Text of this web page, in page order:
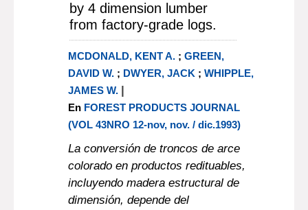
by 4 dimension lumber
from factory-grade logs.
MCDONALD, KENT A.; GREEN,
DAVID W.; DWYER, JACK ; WHIPPLE,
JAMES W. |
En FOREST PRODUCTS JOURNAL
(VOL 43NRO 12-nov, nov. / dic.1993)
La conversión de troncos de arce
colorado en productos redituables,
incluyendo madera estructural de
dimensión, depende del